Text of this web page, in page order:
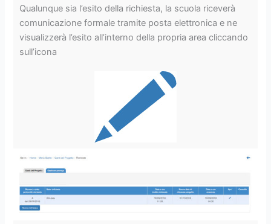
Qualunque sia l’esito della richiesta, la scuola riceverà
comunicazione formale tramite posta elettronica e ne
visualizzerà l’esito all’interno della propria area cliccando
sull’icona